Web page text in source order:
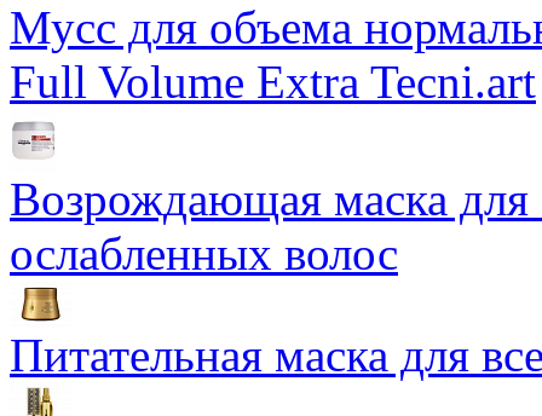
Мусс для объема
Full Volume Extra Tecni.art
Возрождающая маска
ослабленных волос
Питательная маска для